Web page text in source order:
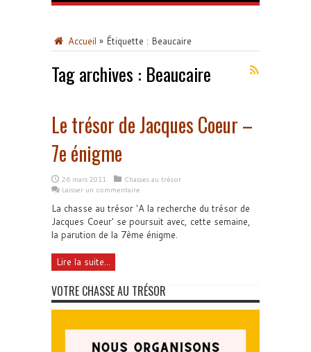
Accueil » Étiquette : Beaucaire
Tag archives : Beaucaire
Le trésor de Jacques Coeur –
7e énigme
26 mars 2011
Chasses au trésor
Laisser un commentaire
La chasse au trésor 'A la recherche du trésor de
Jacques Coeur' se poursuit avec, cette semaine,
la parution de la 7ème énigme.
Lire la suite...
VOTRE CHASSE AU TRÉSOR